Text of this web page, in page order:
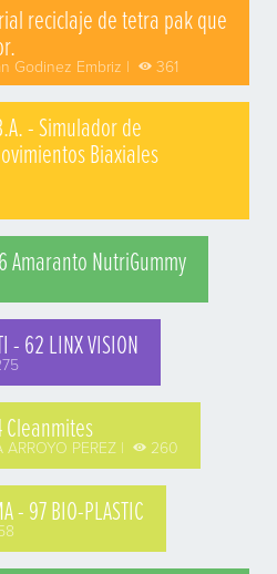
reciclaje de tetra pak que
Godinez Embriz | 361
- Simulador de
Biaxiales
Amaranto NutriGummy
- 62 LINX VISION
Cleanmites
ARROYO PEREZ | 260
- 97 BIO-PLASTIC